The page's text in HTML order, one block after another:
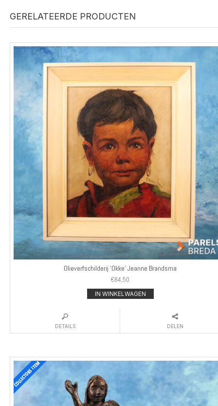
GERELATEERDE PRODUCTEN
Olieverfschilderij ‘Okke’ Jeanne Brandsma
€84,50
IN WINKELWAGEN
DETAILS DELEN